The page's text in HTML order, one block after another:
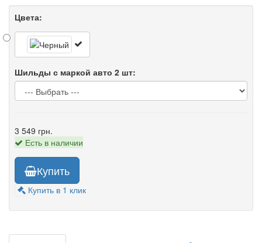
Цвета:
Шильды с маркой авто 2 шт:
3 549 грн.
Есть в наличии
Купить
Купить в 1 клик